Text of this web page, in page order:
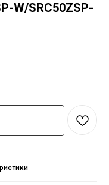
W/SRC50ZSP-